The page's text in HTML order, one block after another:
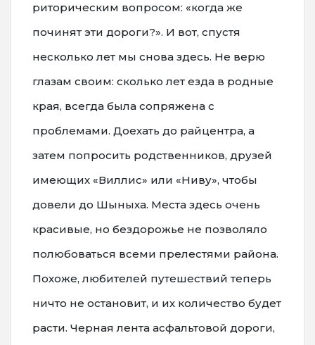
риторическим вопросом: «когда же
починят эти дороги?». И вот, спустя
несколько лет мы снова здесь. Не верю
глазам своим: сколько лет езда в родные
края, всегда была сопряжена с
проблемами. Доехать до райцентра, а
затем попросить родственников, друзей
имеющих «Виллис» или «Ниву», чтобы
довели до Шыныха. Места здесь очень
красивые, но бездорожье не позволяло
полюбоваться всеми прелестями района.
Похоже, любителей путешествий теперь
ничто не остановит, и их количество будет
расти. Черная лента асфальтовой дороги,